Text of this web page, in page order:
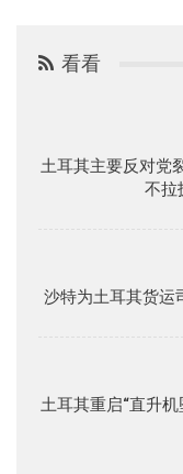
看看
土耳其主要反对党
不拉
沙特为土耳其货运
土耳其重启“直升